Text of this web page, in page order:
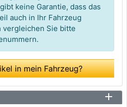
keine Garantie, dass das
auch in Ihr Fahrzeug
vergleichen Sie bitte
in mein Fahrzeug?